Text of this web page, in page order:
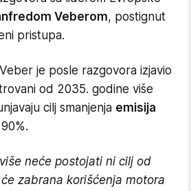
Veberom, postignut
pristupa.
je posle razgovora izjavio
od 2035. godine više
cilj smanjenja emisija
neće postojati ni cilj od
zabrana korišćenja motora